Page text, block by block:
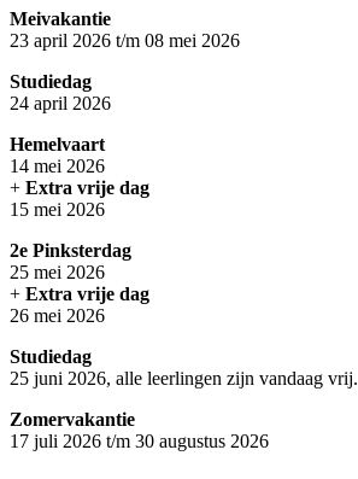
Meivakantie
23 april 2026 t/m 08 mei 2026
Studiedag
24 april 2026
Hemelvaart
14 mei 2026
+ Extra vrije dag
15 mei 2026
2e Pinksterdag
25 mei 2026
+ Extra vrije dag
26 mei 2026
Studiedag
25 juni 2026, alle leerlingen zijn vandaag vrij.
Zomervakantie
17 juli 2026 t/m 30 augustus 2026